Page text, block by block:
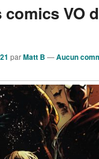
VO
parMatt B —Aucun